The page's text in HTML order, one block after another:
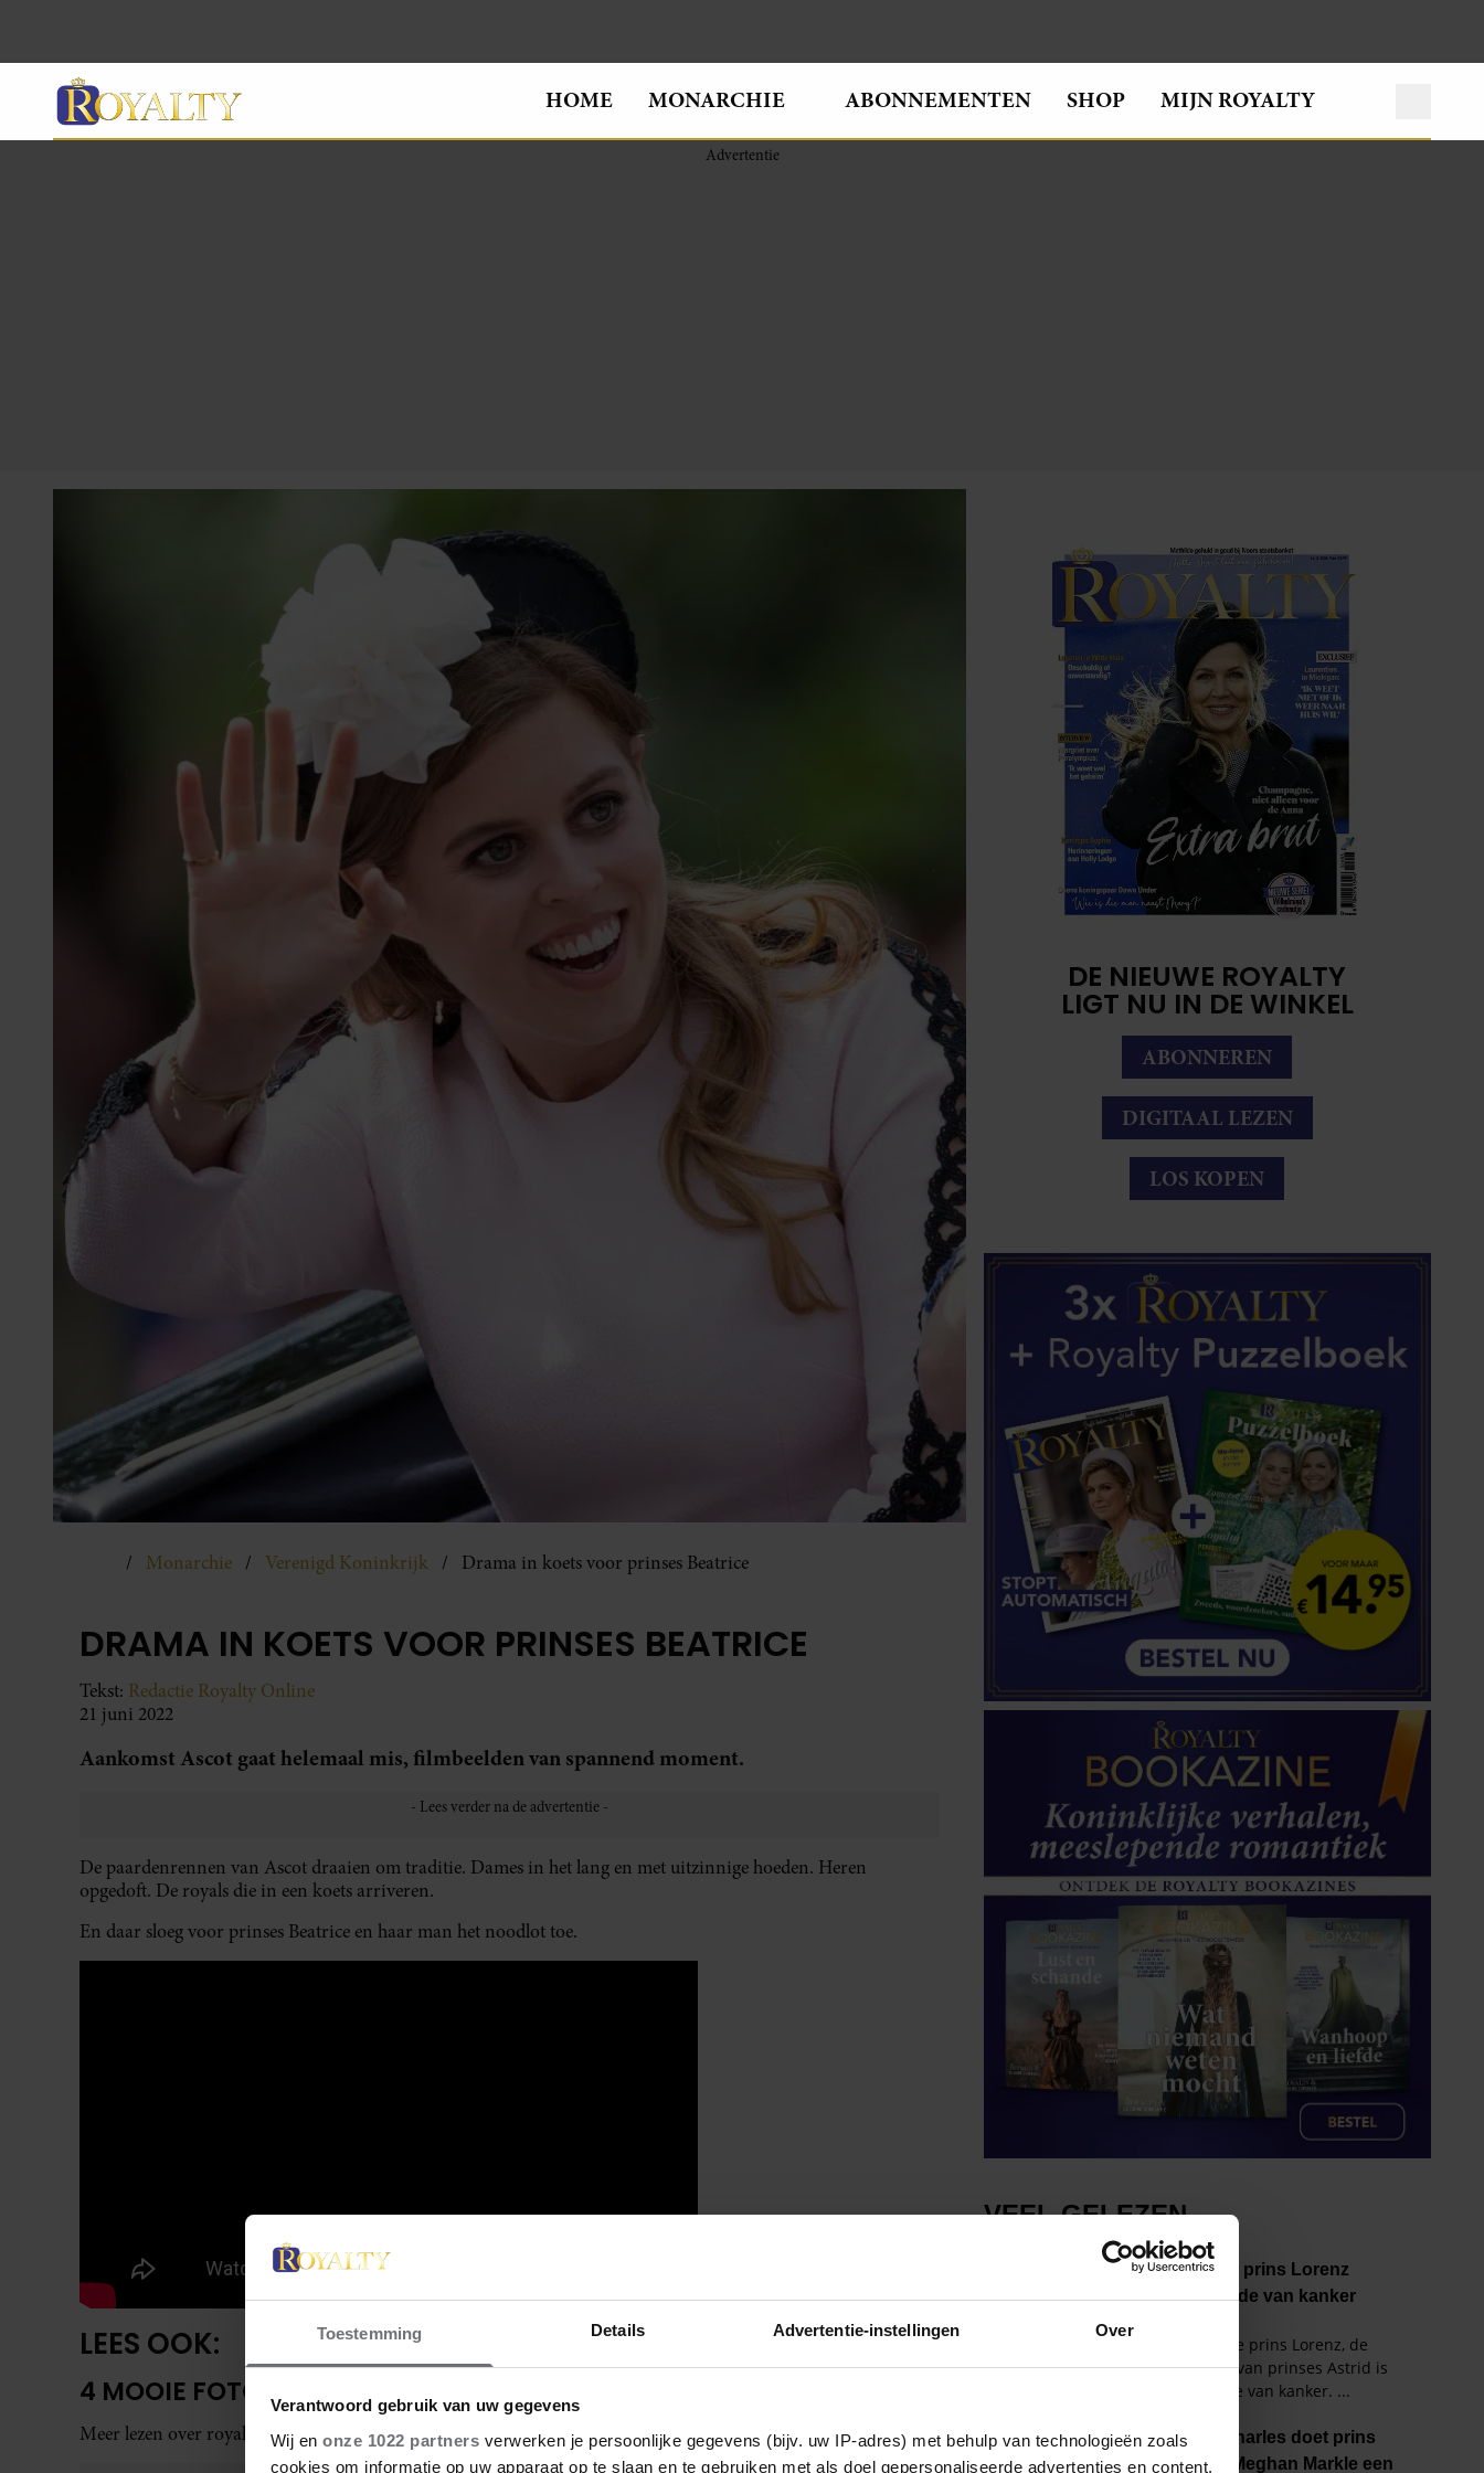
Toestemming Details Advertentie-instellingen Over
Verantwoord gebruik van uw gegevens
Wij en onze 1022 partners verwerken je persoonlijke gegevens (bijv. uw IP-adres) met behulp van technologieën zoals
cookies om informatie op uw apparaat op te slaan en te gebruiken met als doel gepersonaliseerde advertenties en content,
HOME MONARCHIE ABONNEMENTEN SHOP MIJN ROYALTY
Monarchie Verenigd Koninkrijk Drama in koets voor prinses Beatrice
DRAMA IN KOETS VOOR PRINSES BEATRICE
Tekst: Redactie Royalty Online
21 juni 2022
Aankomst Ascot gaat helemaal mis, filmbeelden van spannend moment.
De paardenrennen van Ascot draaien om traditie. Dames in het lang en met uitzinnige hoeden. Heren
opgedoft. De royals die in een koets arriveren.
En daar sloeg voor prinses Beatrice en haar man het noodlot toe.
LEES OOK:
4 MOOIE FOTO’S VAN BEATRICE EN HAAR EDOARDO
Meer lezen over royals? Bestel snel uwdigitale versie van Royalty.
DE NIEUWE ROYALTY
LIGT NU IN DE WINKEL
ABONNEREN
DIGITAAL LEZEN
LOS KOPEN